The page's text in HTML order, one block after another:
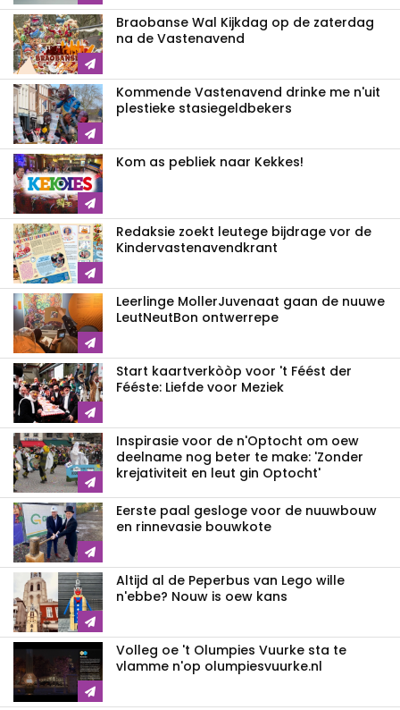
Braobanse Wal Kijkdag op de zaterdag
na de Vastenavend
Kommende Vastenavend drinke me n'uit
plestieke stasiegeldbekers
Kom as pebliek naar Kekkes!
Redaksie zoekt leutege bijdrage vor de
Kindervastenavendkrant
Leerlinge MollerJuvenaat gaan de nuuwe
LeutNeutBon ontwerrepe
Start kaartverkòòp voor 't Féést der
Fééste: Liefde voor Meziek
Inspirasie voor de n'Optocht om oew
deelname nog beter te make: 'Zonder
krejativiteit en leut gin Optocht'
Eerste paal gesloge voor de nuuwbouw
en rinnevasie bouwkote
Altijd al de Peperbus van Lego wille
n'ebbe? Nouw is oew kans
Volleg oe 't Olumpies Vuurke sta te
vlamme n'op olumpiesvuurke.nl